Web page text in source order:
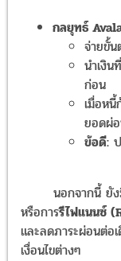
กลยุทธ์
จ่ายขั้
นำเงิ
ก่อน
เมื่อหนี้
ยอดผ่
ข้อดี:
นอกจากนี้ ยั
หรือการรีไฟแนนซ์
และลดภาระผ่อนต่อ
เงื่อนไขต่างๆ